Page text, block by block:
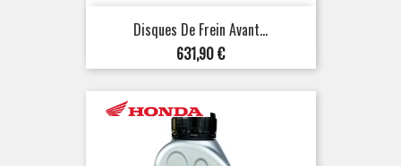
Disques De Frein Avant...
Prix
631,90 €